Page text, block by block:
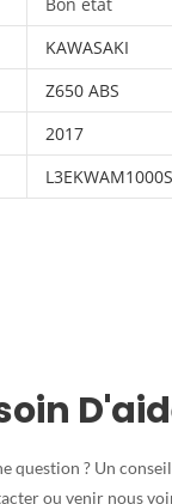
KAWASAKI
Z650 ABS
2017
question ? Un
ou venir nous